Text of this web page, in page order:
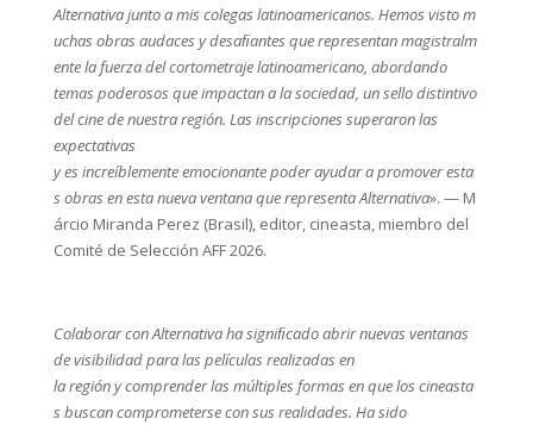
Alternativajuntoamis colegas latinoamericanos. Hemos visto m
uchas obras audaces y desaﬁantes que representan magistralm
ente la fuerza del cortometraje latinoamericano, abordando
temas poderosos que impactan a la sociedad, un sello distintivo
del cine de nuestra región. Las inscripciones superaron las
expectativas
y es increíblemente emocionante poder ayudar a promover esta
s obras en esta nueva ventana que representa Alternativa». — M
árcio Miranda Perez (Brasil), editor, cineasta, miembro del
Comité de Selección AFF 2026.
ColaborarconAlternativahasigniﬁcadoabrirnuevas ventanas
devisibilidadparalas películas realizadas en
laregiónycomprenderlas múltiples formas enquelos cineasta
s buscancomprometerseconsus realidades. Ha sido